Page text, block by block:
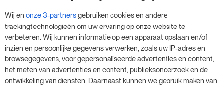
en geef je bedrijf een boost - zonder
verplichtingen.
Boek een afspraak om je gratis proefperiode
van 14 dagen te starten.
Wij en onze 3-partnersgebruiken cookies en andere
trackingtechnologieën om uw ervaring op onze website te
verbeteren. Wij kunnen informatie op een apparaat opslaan en/of
inzien en persoonlijke gegevens verwerken, zoals uw IP-adres en
browsegegevens, voor gepersonaliseerde advertenties en content,
het meten van advertenties en content, publieksonderzoek en de
ontwikkeling van diensten. Daarnaast kunnen we gebruik maken van